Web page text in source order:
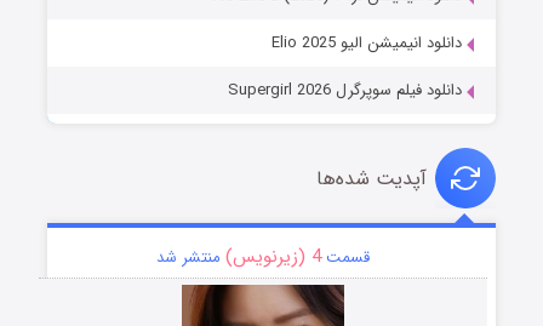
دانلود انیمیشن الیو Elio 2025
دانلود فیلم سوپرگرل Supergirl 2026
آپدیت شده‌ها
قسمت4 (زیرنویس) منتشر شد